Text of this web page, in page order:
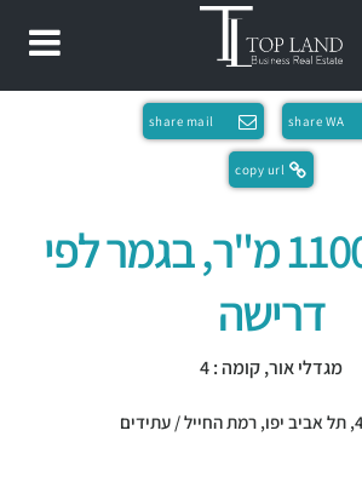
share WA
share mail
copy url
250 עד 1100 מ"ר, בגמר לפי
דרישה
מגדלי אור, קומה : 4
תל אביב יפו,רמת החייל / עתידים